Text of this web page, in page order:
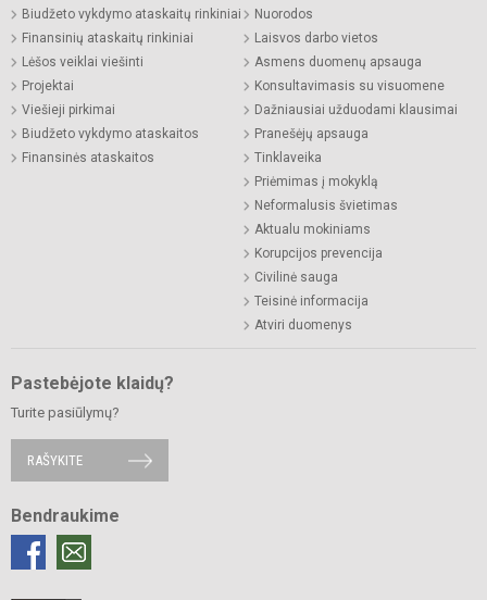
Biudžeto vykdymo ataskaitų rinkiniai
Finansinių ataskaitų rinkiniai
Lėšos veiklai viešinti
Projektai
Viešieji pirkimai
Biudžeto vykdymo ataskaitos
Finansinės ataskaitos
Nuorodos
Laisvos darbo vietos
Asmens duomenų apsauga
Konsultavimasis su visuomene
Dažniausiai užduodami klausimai
Pranešėjų apsauga
Tinklaveika
Priėmimas į mokyklą
Neformalusis švietimas
Aktualu mokiniams
Korupcijos prevencija
Civilinė sauga
Teisinė informacija
Atviri duomenys
Pastebėjote klaidų?
Turite pasiūlymų?
RAŠYKITE
Bendraukime